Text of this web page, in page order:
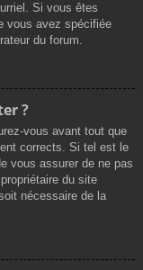
Si vous êtes
vous avez spécifiée
du forum.
?
vous avant tout que
corrects. Si tel est le
vous assurer de ne pas
du site
nécessaire de la